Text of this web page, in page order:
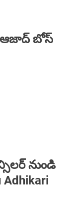
‘ఆజాద్ బోస్
నుండి
Adhikari